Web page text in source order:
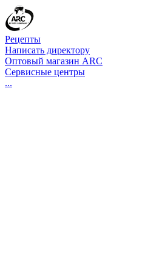
Рецепты
Написать директору
Оптовый магазин ARC
Сервисные центры
...